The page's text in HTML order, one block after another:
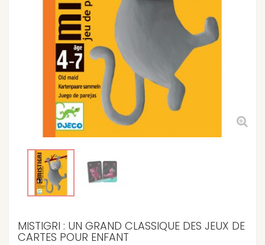
MISTIGRI : UN GRAND CLASSIQUE DES JEUX DE
CARTES POUR ENFANT